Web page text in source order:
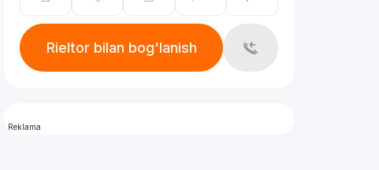
Rieltor bilan bog'lanish
Reklama